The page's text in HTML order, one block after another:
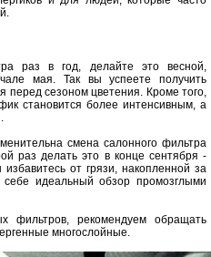
раз в год, делайте это весной,
мая. Так вы успеете получить
перед сезоном цветения. Кроме того,
становится более интенсивным, а
смена салонного фильтра
раз делать это в конце сентября -
от грязи, накопленной за
идеальный обзор промозглыми
фильтров, рекомендуем обращать
многослойные.